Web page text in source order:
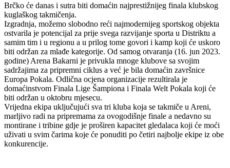
Brčko će danas i sutra biti domaćin najprestižnijeg finala klubskog
kuglaškog takmičenja.
Izgradnja, možemo slobodno reći najmodernijeg sportskog objekta
ostvarila je potencijal za prije svega razvijanje sporta u Distriktu a
samim tim i u regionu a u prilog tome govori i kamp koji će uskoro
biti održan za mlađe kategorije. Od samog otvaranja (16. jun 2023.
godine) Arena Bakarni je privukla mnoge klubove sa svojim
sadržajima za pripremni ciklus a već je bila domaćin završnice
Europa Pokala. Odlična ocjena organizacije rezultirala je
domaćinstvom Finala Lige Šampiona i Finala Welt Pokala koji će
biti održan u oktobru mjesecu.
Vrijedna ekipa uključujući sva tri kluba koja se takmiče u Areni,
marljivo radi na pripremama za ovogodišnje finale a nedavno su
montirane i tribine gdje je proširen kapacitet gledalaca koji će moći
uživati u svim čarima koje će ponuditi po četiri najbolje ekipe iz obe
konkurencije.